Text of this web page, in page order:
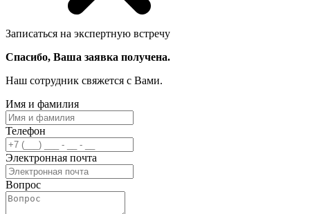
Записаться на экспертную встречу
Спасибо, Ваша заявка получена.
Наш сотрудник свяжется с Вами.
Имя и фамилия
Телефон
Электронная почта
Вопрос